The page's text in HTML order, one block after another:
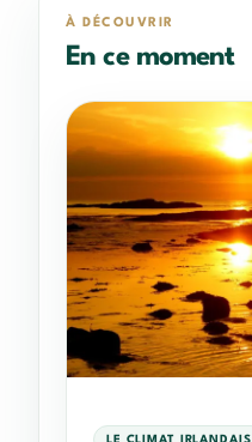
À DÉCOUVRIR
En ce moment